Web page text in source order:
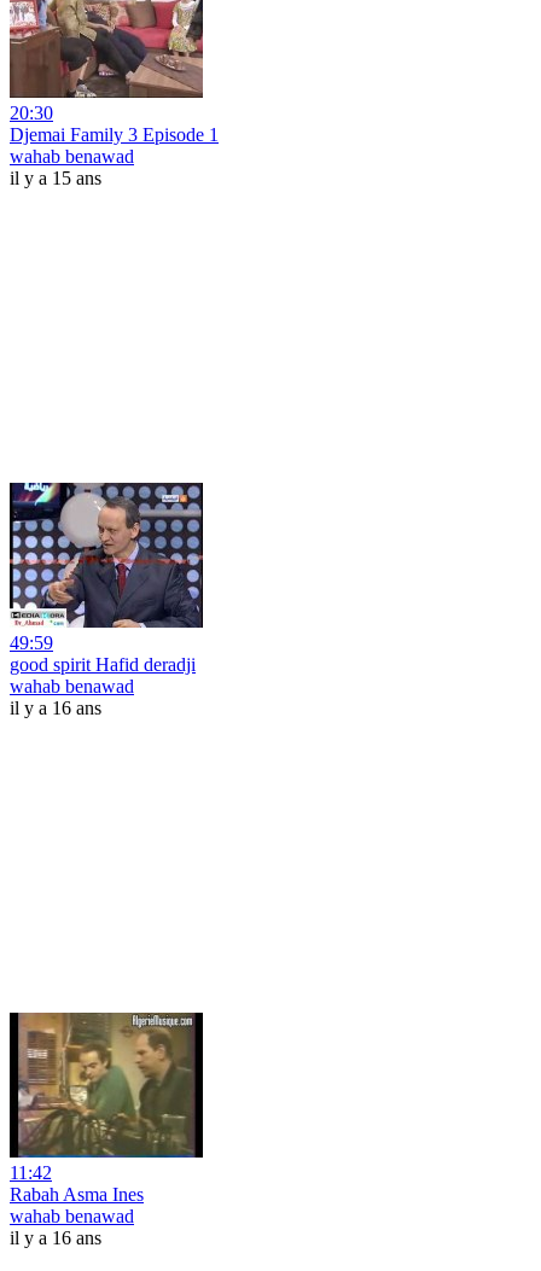
20:30
Djemai Family 3 Episode 1
wahab benawad
il y a 15 ans
49:59
good spirit Hafid deradji
wahab benawad
il y a 16 ans
11:42
Rabah Asma Ines
wahab benawad
il y a 16 ans